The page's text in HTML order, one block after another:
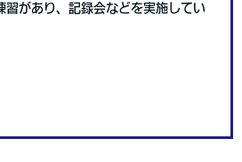
習があり、記録会などを実施してい